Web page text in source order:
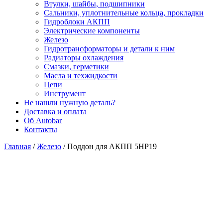
Втулки, шайбы, подшипники
Сальники, уплотнительные кольца, прокладки
Гидроблоки АКПП
Электрические компоненты
Железо
Гидротрансформаторы и детали к ним
Радиаторы охлаждения
Смазки, герметики
Масла и техжидкости
Цепи
Инструмент
Не нашли нужную деталь?
Доставка и оплата
Об Autobar
Контакты
Главная /Железо /Поддон для АКПП 5HP19